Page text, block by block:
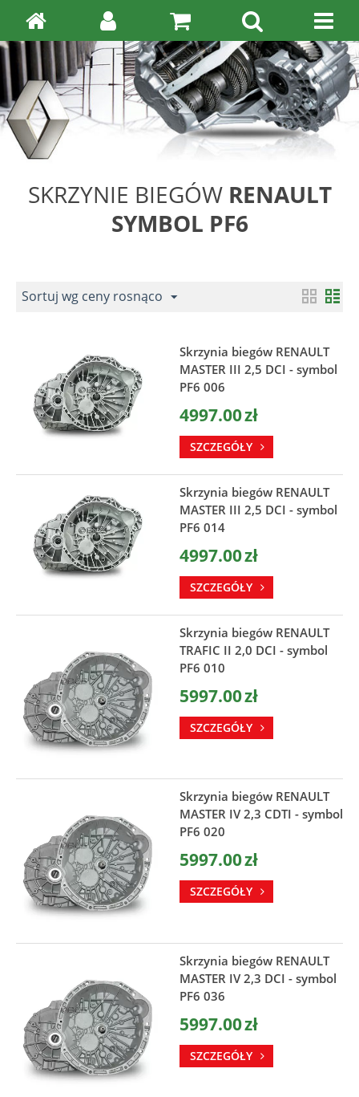
SKRZYNIE BIEGÓW RENAULT
SYMBOL PF6
Sortuj wg ceny rosnąco
Skrzynia biegów RENAULT
MASTER III 2,5 DCI - symbol
PF6 006
4997.00zł
SZCZEGÓŁY
Skrzynia biegów RENAULT
MASTER III 2,5 DCI - symbol
PF6 014
4997.00zł
SZCZEGÓŁY
Skrzynia biegów RENAULT
TRAFIC II 2,0 DCI - symbol
PF6 010
5997.00zł
SZCZEGÓŁY
Skrzynia biegów RENAULT
MASTER IV 2,3 CDTI - symbol
PF6 020
5997.00zł
SZCZEGÓŁY
Skrzynia biegów RENAULT
MASTER IV 2,3 DCI - symbol
PF6 036
5997.00zł
SZCZEGÓŁY